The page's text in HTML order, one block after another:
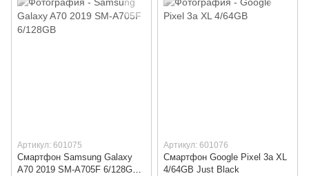
Артикул: 601075
Смартфон Samsung Galaxy
A70 2019 SM-A705F 6/128GB
Артикул: 601076
Смартфон Google Pixel 3a XL
4/64GB Just Black